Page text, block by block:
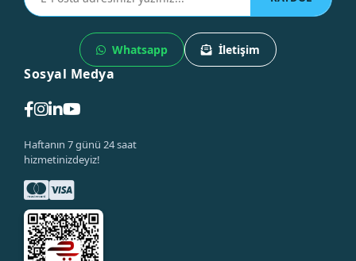
Whatsapp İletişim
Sosyal Medya
Haftanın 7 günü 24 saat
hizmetinizdeyiz!